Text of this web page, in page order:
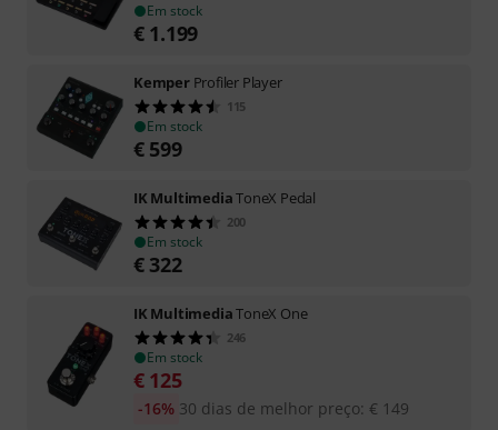
Em stock
€ 1.199
Kemper Profiler Player
115
Em stock
€ 599
IK MultimediaToneX Pedal
200
Em stock
€ 322
IK MultimediaToneX One
246
Em stock
€ 125
30 dias de melhor preço: € 149
-16%